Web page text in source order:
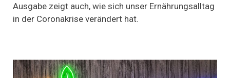
der
Ausgabe zeigt auch, wie sich unser Ernährungsalltag
in der Coronakrise verändert hat.